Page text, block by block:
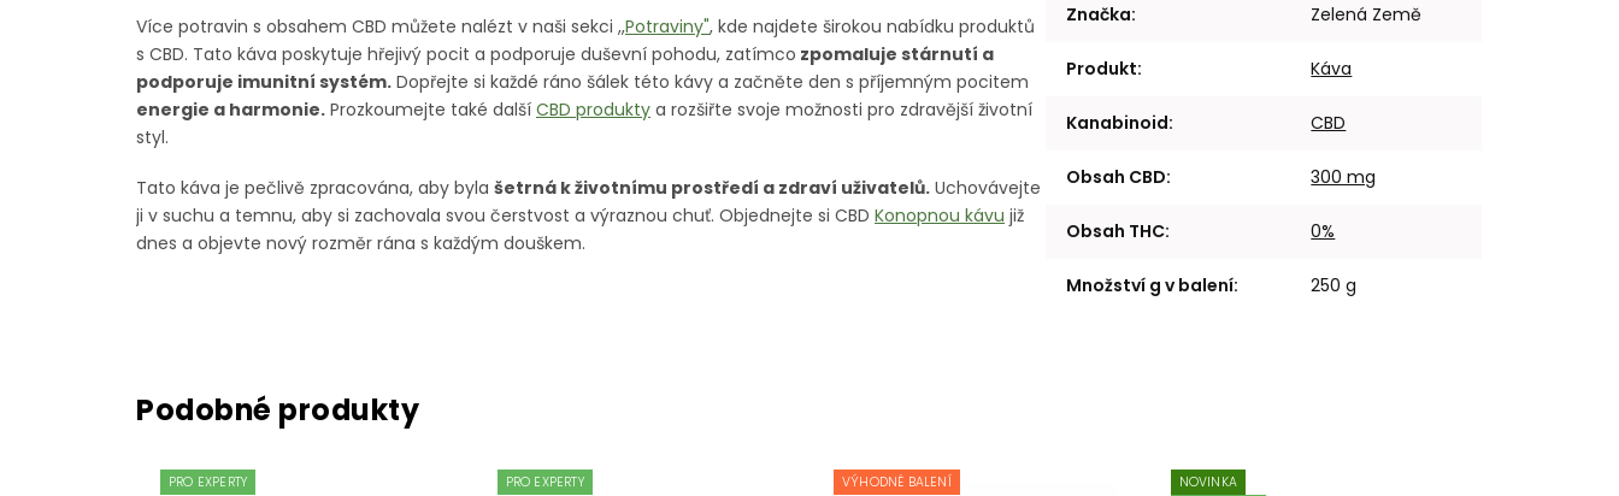
Více potravin s obsahem CBD můžete nalézt v naši sekci ,,Potraviny", kde najdete širokou nabídku produktů
s CBD. Tato káva poskytuje hřejivý pocit a podporuje duševní pohodu, zatímco zpomaluje stárnutí a
podporuje imunitní systém. Dopřejte si každé ráno šálek této kávy a začněte den s příjemným pocitem
energie a harmonie. Prozkoumejte také další CBD produkty a rozšiřte svoje možnosti pro zdravější životní
styl.
Tato káva je pečlivě zpracována, aby byla šetrná k životnímu prostředí a zdraví uživatelů. Uchovávejte
ji v suchu a temnu, aby si zachovala svou čerstvost a výraznou chuť. Objednejte si CBD Konopnou kávu již
dnes a objevte nový rozměr rána s každým douškem.
Značka: Zelená Země
Produkt: Káva
Kanabinoid: CBD
Obsah CBD: 300 mg
Obsah THC: 0%
Množství g v balení: 250 g
PRO EXPERTY PRO EXPERTY VÝHODNÉ BALENÍ
NOVINKA